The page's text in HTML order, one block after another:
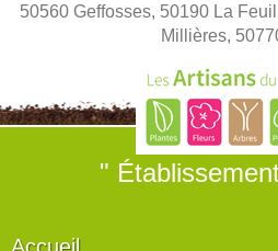
50560 Geffosses, 50190 La
Millières,
"